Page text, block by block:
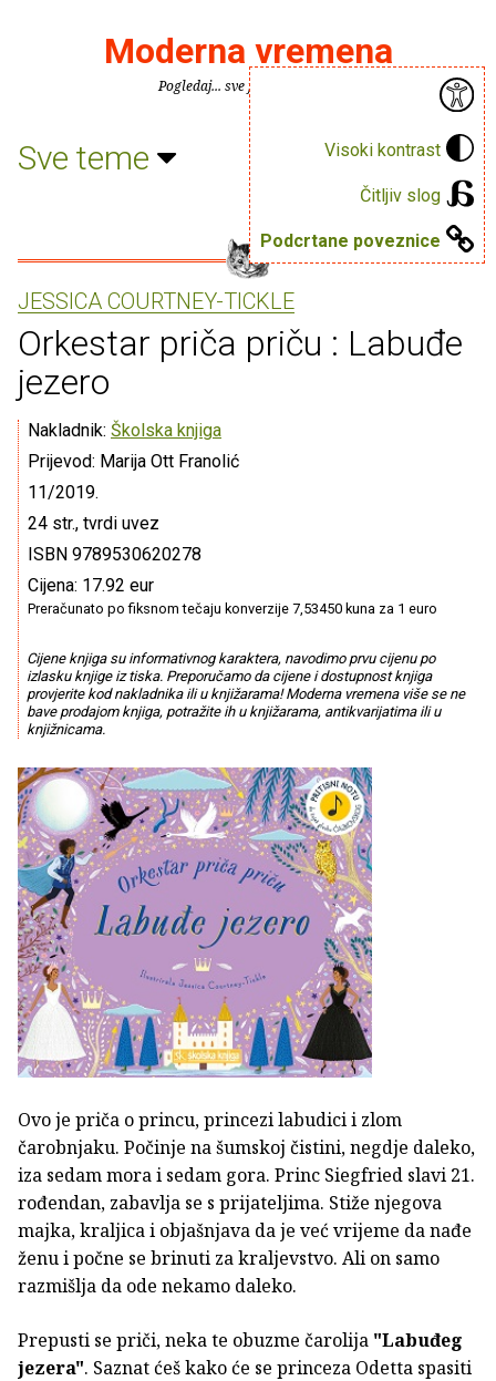
Visoki kontrast
Čitljiv slog
Podcrtane poveznice
Moderna vremena
Pogledaj... sve je puno knjiga.
Sve teme
JESSICA COURTNEY-TICKLE
Orkestar priča priču : Labuđe
jezero
Nakladnik: Školska knjiga
Prijevod: Marija Ott Franolić
11/2019.
24 str., tvrdi uvez
ISBN 9789530620278
Cijena: 17.92 eur
Preračunato po fiksnom tečaju konverzije 7,53450 kuna za 1 euro
Cijene knjiga su informativnog karaktera, navodimo prvu cijenu po
izlasku knjige iz tiska. Preporučamo da cijene i dostupnost knjiga
provjerite kod nakladnika ili u knjižarama! Moderna vremena više se ne
bave prodajom knjiga, potražite ih u knjižarama, antikvarijatima ili u
knjižnicama.
Ovo je priča o princu, princezi labudici i zlom
čarobnjaku. Počinje na šumskoj čistini, negdje daleko,
iza sedam mora i sedam gora. Princ Siegfried slavi 21.
rođendan, zabavlja se s prijateljima. Stiže njegova
majka, kraljica i objašnjava da je već vrijeme da nađe
ženu i počne se brinuti za kraljevstvo. Ali on samo
razmišlja da ode nekamo daleko.
Prepusti se priči, neka te obuzme čarolija "Labuđeg
jezera". Saznat ćeš kako će se princeza Odetta spasiti